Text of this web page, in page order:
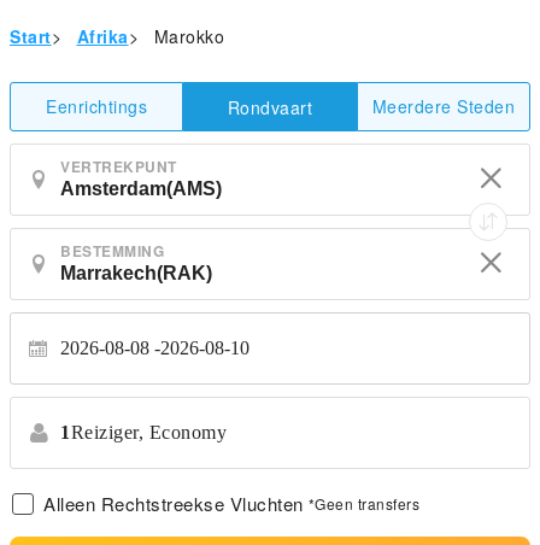
Start> Afrika> Marokko
Eenrichtings Rondvaart Meerdere Steden
VERTREKPUNT
BESTEMMING
2026-08-08 2026-08-10
1Reiziger, Economy
Alleen Rechtstreekse Vluchten *Geen transfers